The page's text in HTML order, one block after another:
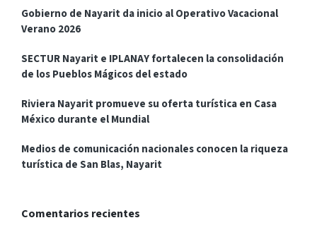
Gobierno de Nayarit da inicio al Operativo Vacacional
Verano 2026
SECTUR Nayarit e IPLANAY fortalecen la consolidación
de los Pueblos Mágicos del estado
Riviera Nayarit promueve su oferta turística en Casa
México durante el Mundial
Medios de comunicación nacionales conocen la riqueza
turística de San Blas, Nayarit
Comentarios recientes